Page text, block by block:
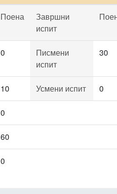
Поена
Завршни
испит
0
Писмени
испит
30
10 Усмени испит 0
0
60
0